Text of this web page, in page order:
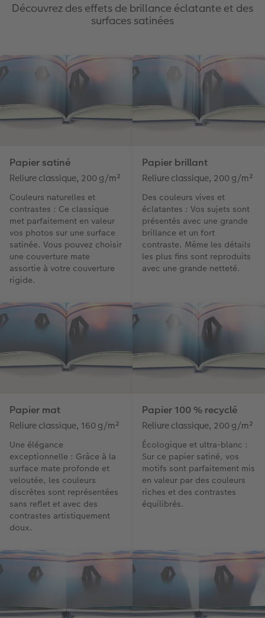
Découvrez des effets de brillance éclatante et des
surfaces satinées
Papier satiné
Reliure classique, 200 g/m²
Couleurs naturelles et
contrastes : Ce classique
met parfaitement en valeur
vos photos sur une surface
satinée. Vous pouvez choisir
une couverture mate
assortie à votre couverture
rigide.
Papier brillant
Reliure classique, 200 g/m²
Des couleurs vives et
éclatantes : Vos sujets sont
présentés avec une grande
brillance et un fort
contraste. Même les détails
les plus fins sont reproduits
avec une grande netteté.
Papier mat
Reliure classique, 160 g/m²
Une élégance
exceptionnelle : Grâce à la
surface mate profonde et
veloutée, les couleurs
discrètes sont représentées
sans reflet et avec des
contrastes artistiquement
doux.
Papier 100 % recyclé
Reliure classique, 200 g/m²
Écologique et ultra-blanc :
Sur ce papier satiné, vos
motifs sont parfaitement mis
en valeur par des couleurs
riches et des contrastes
équilibrés.